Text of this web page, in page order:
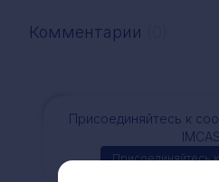
Комментарии
Присоединяйтесь к
Присоединяйтесь